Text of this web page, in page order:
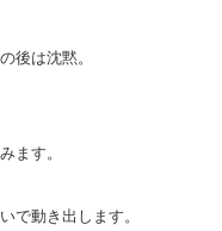
後は沈黙。
ます。
で動き出します。